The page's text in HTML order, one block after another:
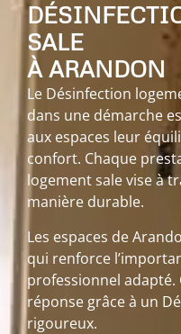
SALE
À ARANDON
Le Désinfection
dans une démarche
aux espaces leur
confort. Chaque
logement sale vise à
manière durable.
Les espaces de
qui renforce
professionnel
réponse grâce à un
rigoureux.